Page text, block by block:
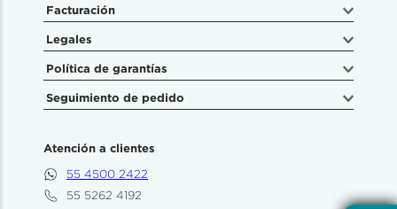
Facturación
Legales
Política de garantías
Seguimiento de pedido
Atención a clientes
55 4500 2422
55 5262 4192